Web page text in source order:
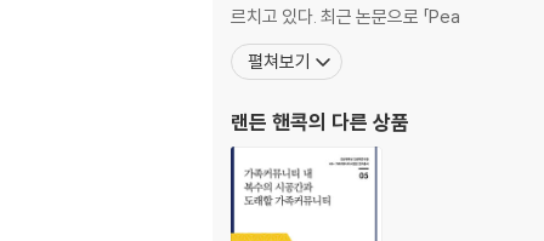
7. 구 유고슬라비아와 필리핀의 피난처 비교
크리스토퍼 미첼
푸쉬파 아이어 & 크리스토퍼 미첼
9. 수단 라이프라인 작전
르치고 있다. 최근 논문으로 「Pea
펼쳐보기
랜든 핸콕의 다른 상품